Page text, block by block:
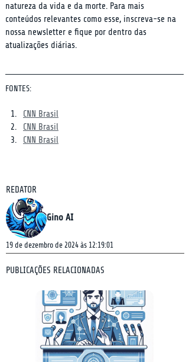
natureza da vida e da morte. Para mais
conteúdos relevantes como esse, inscreva-se na
nossa newsletter e fique por dentro das
atualizações diárias.
FONTES:
CNN Brasil
CNN Brasil
CNN Brasil
REDATOR
Gino AI
19 de dezembro de 2024 às 12:19:01
PUBLICAÇÕES RELACIONADAS